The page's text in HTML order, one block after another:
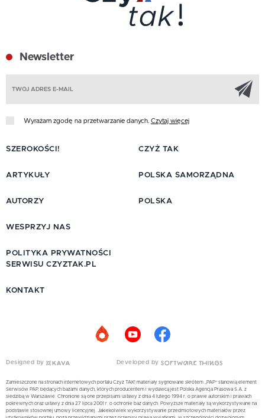
Newsletter
Wyrażam zgodę na przetwarzanie danych. Czytaj więcej
SZEROKOŚCI!
ARTYKUŁY
AUTORZY
CZYŻ TAK
POLSKA SAMORZĄDNA
POLSKA
WESPRZYJ NAS
POLITYKA PRYWATNOŚCI
SERWISU CZYZTAK.PL
KONTAKT
Designed by Developed by
Zamieszczone na stronach internetowych portalu Czyż TAK! materiały sygnowane skrótem „PAP” stanowią element
Serwisów PAP, będących bazami danych, których producentem i wydawcą jest Polska Agencja Prasowa S.A. z
siedzibą w Warszawie. Chronione są one przepisami ustawy z dnia 4 lutego 1994 r. o prawie autorskim i prawach
pokrewnych oraz ustawy z dnia 27 lipca 2001 r. o ochronie baz danych. Powyższe materiały są wykorzystywane na
podstawie stosownej umowy licencyjnej. Jakiekolwiek wykorzystywanie przedmiotowych materiałów przez